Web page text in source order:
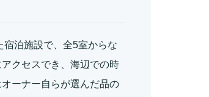
宿泊施設で、全5室からな
クセスでき、海辺での時
ーナー自らが選んだ品の